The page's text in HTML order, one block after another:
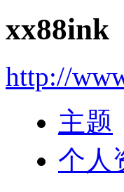
xx88ink
http://
主题
个人